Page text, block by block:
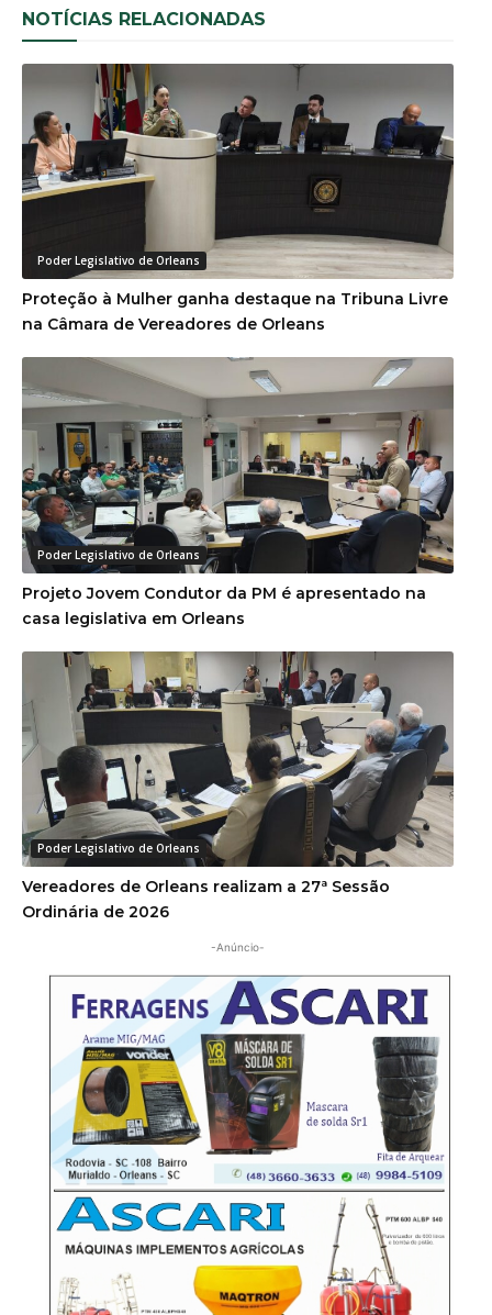
NOTÍCIAS RELACIONADAS
Poder Legislativo de Orleans
Proteção à Mulher ganha destaque na Tribuna Livre
na Câmara de Vereadores de Orleans
Poder Legislativo de Orleans
Projeto Jovem Condutor da PM é apresentado na
casa legislativa em Orleans
Poder Legislativo de Orleans
Vereadores de Orleans realizam a 27ª Sessão
Ordinária de 2026
-Anúncio-